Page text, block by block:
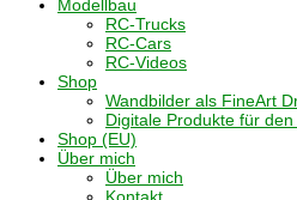
Modellbau
RC-Trucks
RC-Cars
RC-Videos
Shop
Wandbilder als FineArt
Digitale Produkte für
Shop (EU)
Über mich
Über mich